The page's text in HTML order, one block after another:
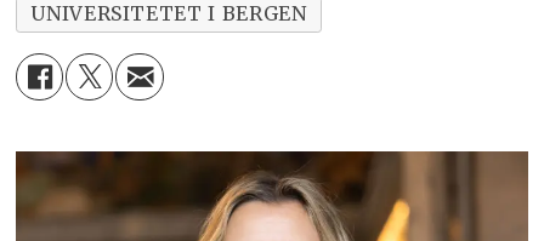
UNIVERSITETET I BERGEN